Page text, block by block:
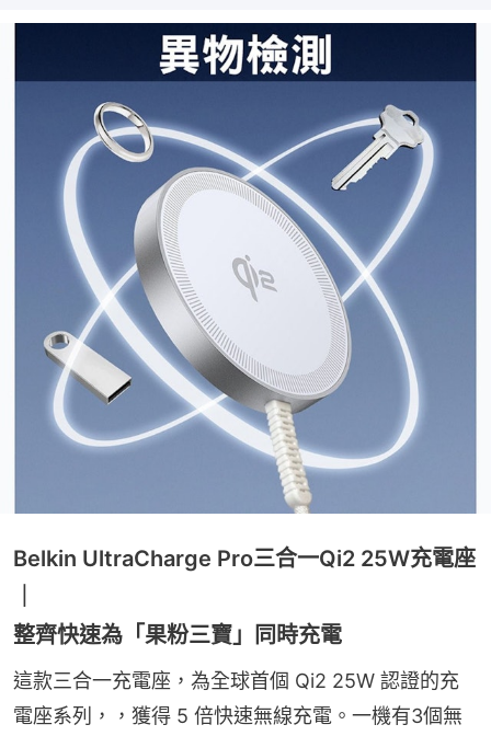
Belkin UltraCharge Pro三合一Qi2 25W充電座
整齊快速為「果粉三寶」同時充電
這款三合一充電座，為全球首個 Qi2 25W 認證的充
電座系列，，獲得 5 倍快速無線充電。一機有3個無